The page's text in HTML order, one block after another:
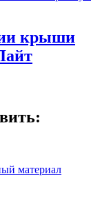
крыши
материал